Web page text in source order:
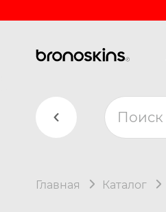
Главная Каталог